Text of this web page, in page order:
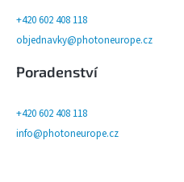
+420 602 408 118
objednavky@photoneurope.cz
Poradenství
+420 602 408 118
info@photoneurope.cz